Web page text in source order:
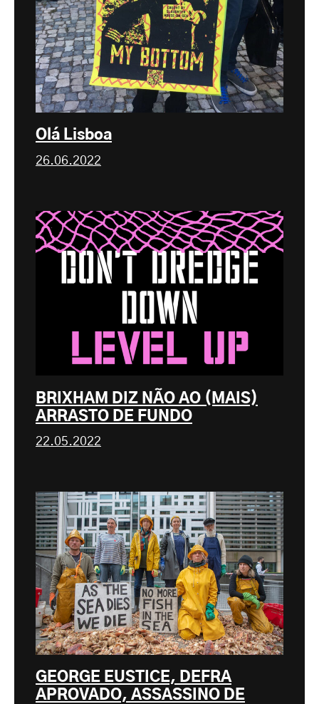
Olá Lisboa
26.06.2022
BRIXHAM DIZ NÃO AO (MAIS)
ARRASTO DE FUNDO
22.05.2022
GEORGE EUSTICE, DEFRA
APROVADO, ASSASSINO DE